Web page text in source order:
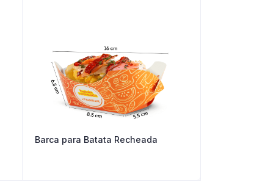
Barca para Batata Recheada